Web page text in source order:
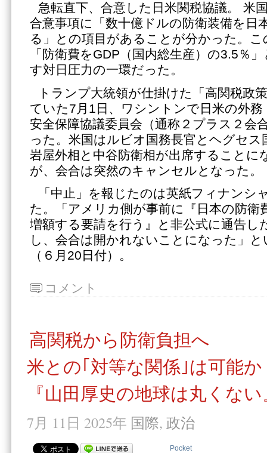
急転直下、合意した日米関税協議。 米
合意事項に「数十億ドルの防衛装備を日
る」との項目があることが分かった。
「防衛費をGDP（国内総生産）の3.5％
す対日圧力の一環だった。
トランプ大統領が仕掛けた「高関税政
ていた7月1日、ワシントンで日米の外
安全保障協議委員会（通称２プラス２会
った。米国はルビオ国務長官とヘグセス
岩屋外相と中谷防衛相が出席することに
が、会合は突然のキャンセルとなった。
「中止」を報じたのは英紙フィナンシ
た。「アメリカ側が事前に『日本の防衛
増額する要請を行う』と非公式に通告し
し、会合は開かれないことになった」
（６月20日付）。
コメント
高関税から防衛負担へ
米との｢対等な関係｣は可能か
『山田厚史の地球は丸くな
7月 11日 2025年 国際, 政治
Pocket